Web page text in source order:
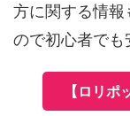
方に関する情報
ので初心者でも
【ロリ